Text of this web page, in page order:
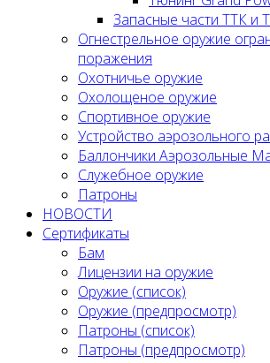
Запасные части ТТК и
Огнестрельное оружие
поражения
Охотничье оружие
Охолощеное оружие
Спортивное оружие
Устройство аэрозольного
Баллончики Аэрозольные
Служебное оружие
Патроны
НОВОСТИ
Сертификаты
Бам
Лицензии на оружие
Оружие (список)
Оружие (предпросмотр)
Патроны (список)
Патроны (предпросмотр)